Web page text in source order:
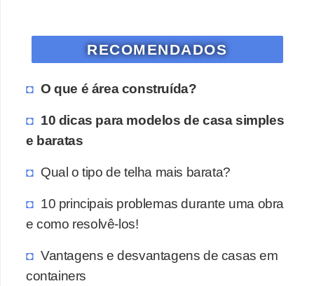
RECOMENDADOS
O que é área construída?
10 dicas para modelos de casa simples
e baratas
Qual o tipo de telha mais barata?
10 principais problemas durante uma obra
e como resolvê-los!
Vantagens e desvantagens de casas em
containers